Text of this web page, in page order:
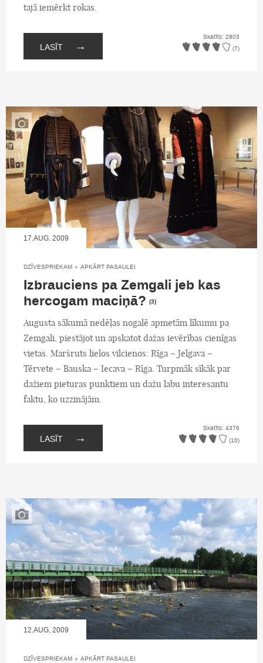
tajā iemērkt rokas.
LASĪT →
Skatīts: 2803
(7)
17.AUG, 2009
DZĪVESPRIEKAM » APKĀRT PASAULEI
Izbrauciens pa Zemgali jeb kas
hercogam maciņā? (3)
Augusta sākumā nedēļas nogalē apmetām līkumu pa
Zemgali, piestājot un apskatot dažas ievērības cienīgas
vietas. Maršruts lielos vilcienos: Rīga – Jelgava –
Tērvete – Bauska – Iecava – Rīga. Turpmāk sīkāk par
dažiem pieturas punktiem un dažu labu interesantu
faktu, ko uzzinājām.
LASĪT →
Skatīts: 4376
(10)
12.AUG, 2009
DZĪVESPRIEKAM » APKĀRT PASAULEI